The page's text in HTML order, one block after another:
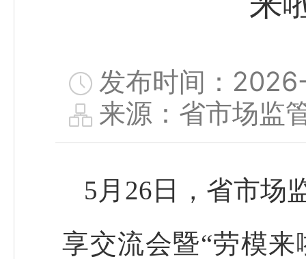
发布时间：
来源：省市场监
5月26日，省市场
享交流会暨“劳模